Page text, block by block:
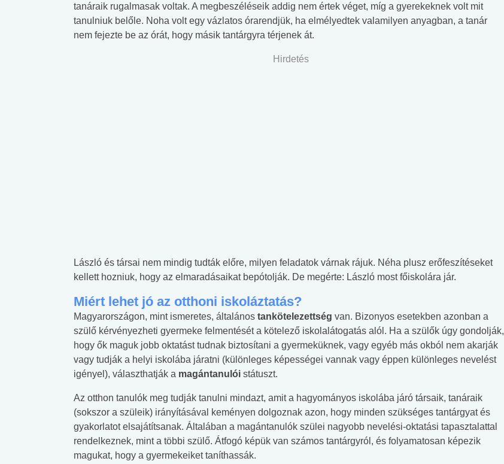
tanáraik rugalmasak voltak. A megbeszéléseik addig nem értek véget, míg a gyerekeknek volt mit
tanulniuk belőle. Noha volt egy vázlatos órarendjük, ha elmélyedtek valamilyen anyagban, a tanár
nem fejezte be az órát, hogy másik tantárgyra térjenek át.
Hirdetés
László és társai nem mindig tudták előre, milyen feladatok várnak rájuk. Néha plusz erőfeszítéseket
kellett hozniuk, hogy az elmaradásaikat bepótolják. De megérte: László most főiskolára jár.
Miért lehet jó az otthoni iskoláztatás?
Magyarországon, mint ismeretes, általános tankötelezettség van. Bizonyos esetekben azonban a
szülő kérvényezheti gyermeke felmentését a kötelező iskolalátogatás alól. Ha a szülők úgy gondolják,
hogy ők maguk jobb oktatást tudnak biztosítani a gyermeküknek, vagy egyéb más okból nem akarják
vagy tudják a helyi iskolába járatni (különleges képességei vannak vagy éppen különleges nevelést
igényel), választhatják a magántanulói státuszt.
Az otthon tanulók meg tudják tanulni mindazt, amit a hagyományos iskolába járó társaik, tanáraik
(sokszor a szüleik) irányításával keményen dolgoznak azon, hogy minden szükséges tantárgyat és
gyakorlatot elsajátítsanak. Általában a magántanulók szülei nagyobb nevelési-oktatási tapasztalattal
rendelkeznek, mint a többi szülő. Átfogó képük van számos tantárgyról, és folyamatosan képezik
magukat, hogy a gyermekeiket taníthassák.